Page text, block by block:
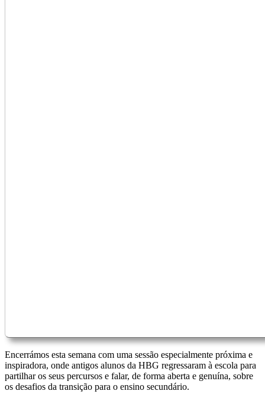
Encerrámos esta semana com uma sessão especialmente próxima e
inspiradora, onde antigos alunos da HBG regressaram à escola para
partilhar os seus percursos e falar, de forma aberta e genuína, sobre
os desafios da transição para o ensino secundário.